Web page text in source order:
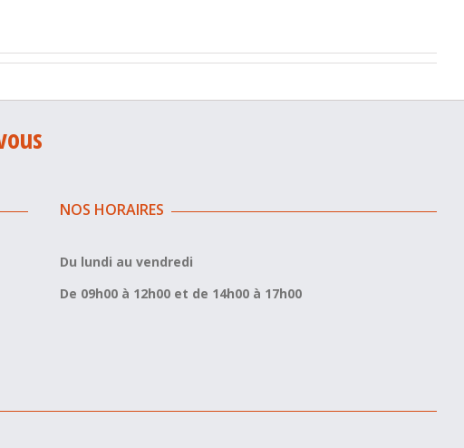
NOS HORAIRES
Du lundi au vendredi
De 09h00 à 12h00 et de 14h00 à 17h00